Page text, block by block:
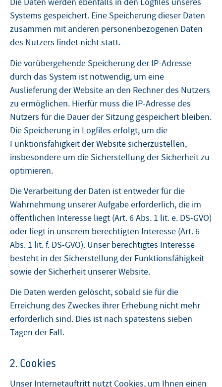
Die Daten werden ebenfalls in den Logfiles unseres
Systems gespeichert. Eine Speicherung dieser Daten
zusammen mit anderen personenbezogenen Daten
des Nutzers findet nicht statt.
Die vorübergehende Speicherung der IP-Adresse
durch das System ist notwendig, um eine
Auslieferung der Website an den Rechner des Nutzers
zu ermöglichen. Hierfür muss die IP-Adresse des
Nutzers für die Dauer der Sitzung gespeichert bleiben.
Die Speicherung in Logfiles erfolgt, um die
Funktionsfähigkeit der Website sicherzustellen,
insbesondere um die Sicherstellung der Sicherheit zu
optimieren.
Die Verarbeitung der Daten ist entweder für die
Wahrnehmung unserer Aufgabe erforderlich, die im
öffentlichen Interesse liegt (Art. 6 Abs. 1 lit. e. DS-GVO)
oder liegt in unserem berechtigten Interesse (Art. 6
Abs. 1 lit. f. DS-GVO). Unser berechtigtes Interesse
besteht in der Sicherstellung der Funktionsfähigkeit
sowie der Sicherheit unserer Website.
Die Daten werden gelöscht, sobald sie für die
Erreichung des Zweckes ihrer Erhebung nicht mehr
erforderlich sind. Dies ist nach spätestens sieben
Tagen der Fall.
2. Cookies
Unser Internetauftritt nutzt Cookies, um Ihnen einen